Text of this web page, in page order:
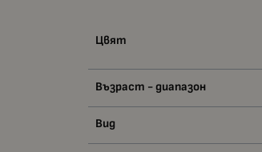
Цвят
Възраст - диапазон
Вид